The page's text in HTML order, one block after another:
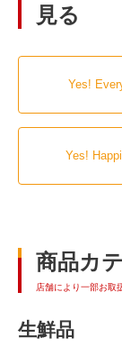
見る
Yes!
Yes!
商品カ
店舗により一部お取
生鮮品